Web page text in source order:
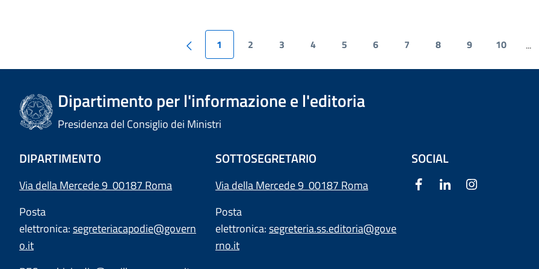
1 2 3 4 5 6 7 8 9 10 ...
Dipartimento per l'informazione e l'editoria
Presidenza del Consiglio dei Ministri
DIPARTIMENTO
Via della Mercede 9 00187 Roma
Posta
elettronica:segreteriacapodie@govern
o.it
SOTTOSEGRETARIO
Via della Mercede 9 00187 Roma
Posta
elettronica:segreteria.ss.editoria@gove
rno.it
SOCIAL